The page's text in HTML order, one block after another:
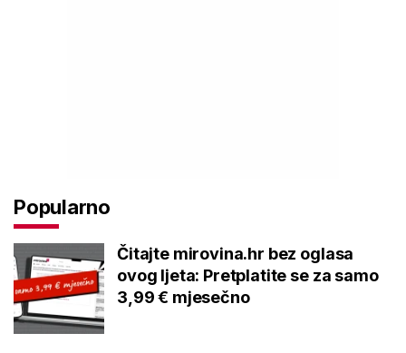
Popularno
Čitajte mirovina.hr bez oglasa
ovog ljeta: Pretplatite se za samo
3,99 € mjesečno